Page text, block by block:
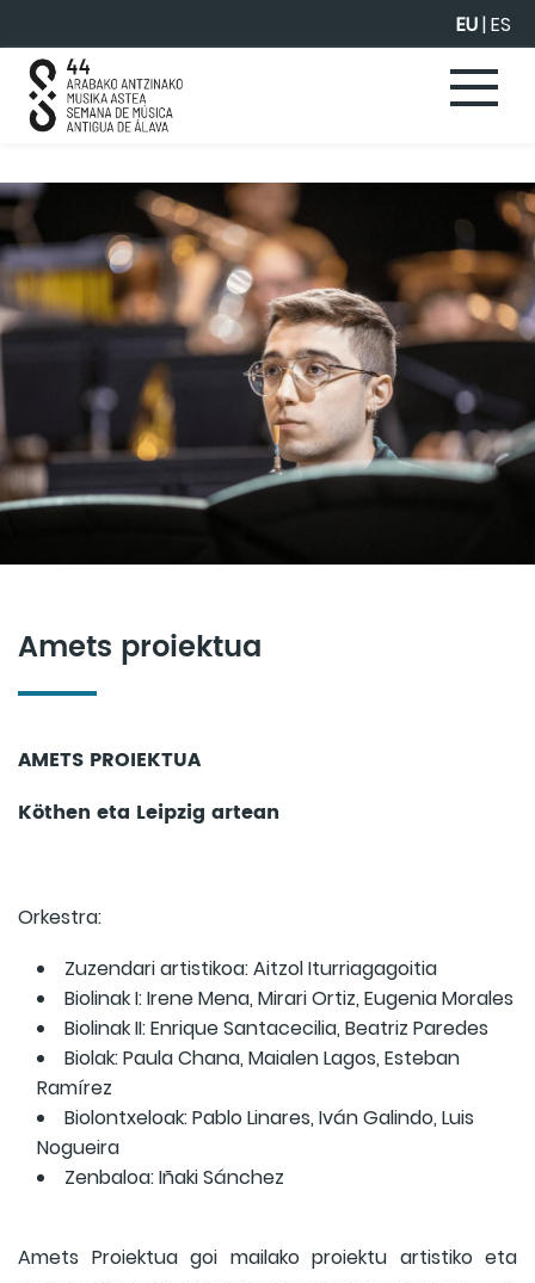
EU|ES
Amets proiektua
AMETS PROIEKTUA
Köthen eta Leipzig artean
Orkestra:
Zuzendari artistikoa: Aitzol Iturriagagoitia
Biolinak I: Irene Mena, Mirari Ortiz, Eugenia Morales
Biolinak II: Enrique Santacecilia, Beatriz Paredes
Biolak: Paula Chana, Maialen Lagos, Esteban
Ramírez
Biolontxeloak: Pablo Linares, Iván Galindo, Luis
Nogueira
Zenbaloa: Iñaki Sánchez
Amets Proiektua goi mailako proiektu artistiko eta